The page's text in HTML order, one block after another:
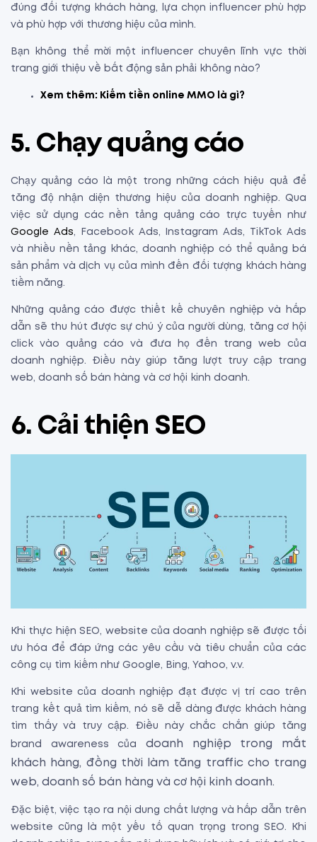
đúng đối tượng khách hàng, lựa chọn influencer phù hợp
và phù hợp với thương hiệu của mình.
Bạn không thể mời một influencer chuyên lĩnh vực thời
trang giới thiệu về bất động sản phải không nào?
Xem thêm: Kiếm tiền online MMO là gì?
5. Chạy quảng cáo
Chạy quảng cáo là một trong những cách hiệu quả để
tăng độ nhận diện thương hiệu của doanh nghiệp. Qua
việc sử dụng các nền tảng quảng cáo trực tuyến như
Google Ads, Facebook Ads, Instagram Ads, TikTok Ads
và nhiều nền tảng khác, doanh nghiệp có thể quảng bá
sản phẩm và dịch vụ của mình đến đối tượng khách hàng
tiềm năng.
Những quảng cáo được thiết kế chuyên nghiệp và hấp
dẫn sẽ thu hút được sự chú ý của người dùng, tăng cơ hội
click vào quảng cáo và đưa họ đến trang web của
doanh nghiệp. Điều này giúp tăng lượt truy cập trang
web, doanh số bán hàng và cơ hội kinh doanh.
6. Cải thiện SEO
Khi thực hiện SEO, website của doanh nghiệp sẽ được tối
ưu hóa để đáp ứng các yêu cầu và tiêu chuẩn của các
công cụ tìm kiếm như Google, Bing, Yahoo, v.v.
Khi website của doanh nghiệp đạt được vị trí cao trên
trang kết quả tìm kiếm, nó sẽ dễ dàng được khách hàng
tìm thấy và truy cập. Điều này chắc chắn giúp tăng
brand awareness của doanh nghiệp trong mắt
khách hàng, đồng thời làm tăng traffic cho trang
web, doanh số bán hàng và cơ hội kinh doanh.
Đặc biệt, việc tạo ra nội dung chất lượng và hấp dẫn trên
website cũng là một yếu tố quan trọng trong SEO. Khi